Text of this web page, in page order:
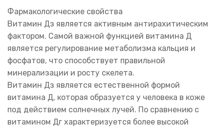
Фармакологические свойства
Витамин Дз является активным антирахитическим
фактором. Самой важной функцией витамина Д
является регулирование метаболизма кальция и
фосфатов, что способствует правильной
минерализации и росту скелета.
Витамин Дз является естественной формой
витамина Д, которая образуется у человека в коже
под действием солнечных лучей. По сравнению с
витамином Дг характеризуется более высокой